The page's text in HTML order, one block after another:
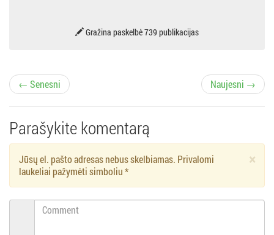
Gražina paskelbė 739 publikacijas
Į
r
a
ų
← Senesni Naujesni →
Parašykite komentarą
×
Jūsų el. pašto adresas nebus skelbiamas. Privalomi
laukeliai pažymėti simboliu*
Comment